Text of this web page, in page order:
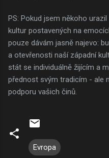
PS: Pokud jsem někoho
kultur postavených na
pouze dávám jasně najevo:
a otevřenosti naší západní
stát se individuálně žijícím a
přednost svým tradicím - ale
podporu vašich činů.
Evropa